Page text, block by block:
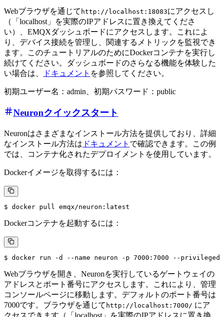
Webブラウザを通じて http://localhost:18083にアクセスし
（「localhost」を実際のIPアドレスに置き換えてくださ
い）、EMQXダッシュボードにアクセスします。これによ
り、デバイス接続を管理し、関連するメトリックを監視でき
ます。このチュートリアルのためにDockerコンテナを実行し
続けてください。ダッシュボードのさらなる機能を体験した
い場合は、
ドキュメント を参照してください。
初期ユーザー名：admin、初期パスワード：public
Neuronクイックスタート
Neuronはさまざまなインストール方法を提供しており、詳細
なインストール方法は ドキュメント で確認できます。この例
では、コンテナ化されたデプロイメントを使用しています。
Dockerイメージを取得するには：
Dockerコンテナを起動するには：
Webブラウザを開き、Neuronを実行しているゲートウェイの
アドレスとポート番号にアクセスします。これにより、管理
コンソールページに移動します。デフォルトのポート番号は
7000です。ブラウザを通じて http://localhost:7000/ にア